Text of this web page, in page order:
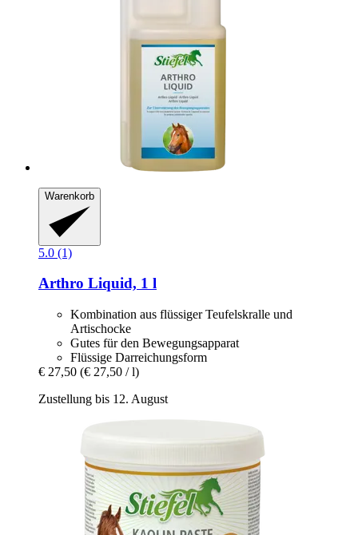
Warenkorb
5.0 (1)
Arthro Liquid, 1 l
Kombination aus flüssiger Teufelskralle und
Artischocke
Gutes für den Bewegungsapparat
Flüssige Darreichungsform
€ 27,50 (€ 27,50 / l)
Zustellung bis 12. August